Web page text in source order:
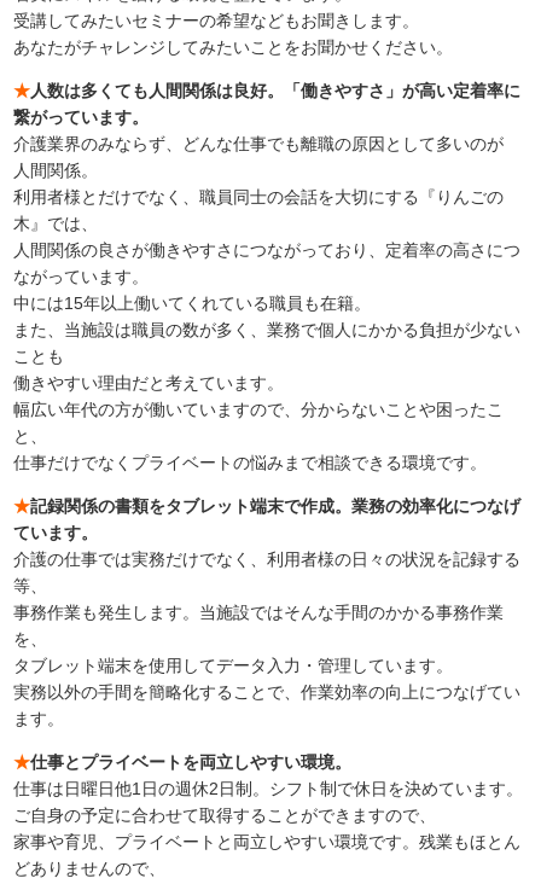
受講してみたいセミナーの希望などもお聞きします。
あなたがチャレンジしてみたいことをお聞かせください。
★人数は多くても人間関係は良好。「働きやすさ」が高い定着率に
繋がっています。
介護業界のみならず、どんな仕事でも離職の原因として多いのが
人間関係。
利用者様とだけでなく、職員同士の会話を大切にする『りんごの
木』では、
人間関係の良さが働きやすさにつながっており、定着率の高さにつ
ながっています。
中には15年以上働いてくれている職員も在籍。
また、当施設は職員の数が多く、業務で個人にかかる負担が少ない
ことも
働きやすい理由だと考えています。
幅広い年代の方が働いていますので、分からないことや困ったこ
と、
仕事だけでなくプライベートの悩みまで相談できる環境です。
★記録関係の書類をタブレット端末で作成。業務の効率化につなげ
ています。
介護の仕事では実務だけでなく、利用者様の日々の状況を記録する
等、
事務作業も発生します。当施設ではそんな手間のかかる事務作業
を、
タブレット端末を使用してデータ入力・管理しています。
実務以外の手間を簡略化することで、作業効率の向上につなげてい
ます。
★仕事とプライベートを両立しやすい環境。
仕事は日曜日他1日の週休2日制。シフト制で休日を決めています。
ご自身の予定に合わせて取得することができますので、
家事や育児、プライベートと両立しやすい環境です。残業もほとん
どありませんので、